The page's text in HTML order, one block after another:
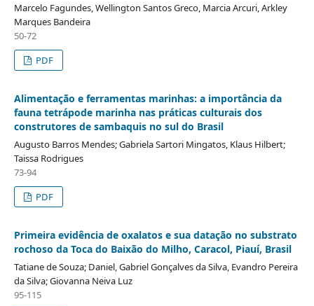
Marcelo Fagundes, Wellington Santos Greco, Marcia Arcuri, Arkley
Marques Bandeira
50-72
PDF
Alimentação e ferramentas marinhas: a importância da
fauna tetrápode marinha nas práticas culturais dos
construtores de sambaquis no sul do Brasil
Augusto Barros Mendes; Gabriela Sartori Mingatos, Klaus Hilbert;
Taissa Rodrigues
73-94
PDF
Primeira evidência de oxalatos e sua datação no substrato
rochoso da Toca do Baixão do Milho, Caracol, Piauí, Brasil
Tatiane de Souza; Daniel, Gabriel Gonçalves da Silva, Evandro Pereira
da Silva; Giovanna Neiva Luz
95-115